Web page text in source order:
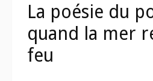
La poésie du
quand la mer
feu